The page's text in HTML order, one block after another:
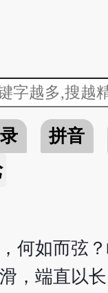
拼音
何如而弦
，端直以